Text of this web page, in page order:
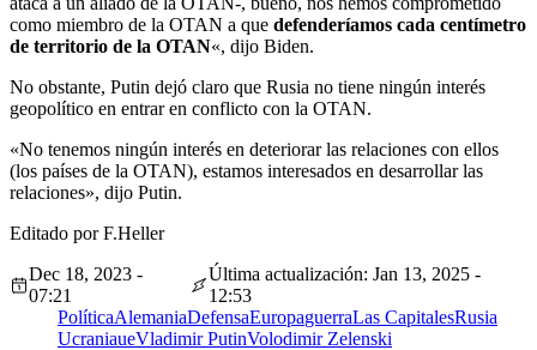
como miembro de la OTAN a que defenderíamos cada centímetro
de territorio de la OTAN«, dijo Biden.
No obstante, Putin dejó claro que Rusia no tiene ningún interés
geopolítico en entrar en conflicto con la OTAN.
«No tenemos ningún interés en deteriorar las relaciones con ellos
(los países de la OTAN), estamos interesados en desarrollar las
relaciones», dijo Putin.
Editado por F.Heller
Dec 18, 2023 -
07:21
Última actualización: Jan 13, 2025 -
12:53
PolíticaAlemaniaDefensaEuropaguerraLas CapitalesRusia
UcraniaueVladimir PutinVolodimir Zelenski